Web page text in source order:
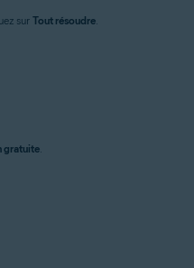
sur Tout résoudre.
gratuite.